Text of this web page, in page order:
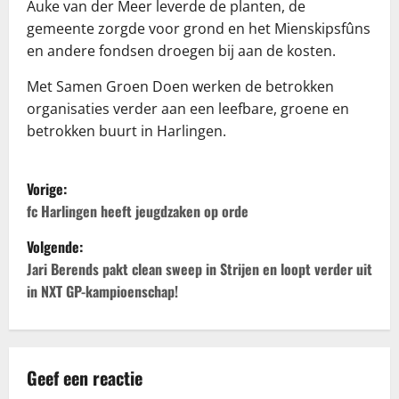
Auke van der Meer leverde de planten, de
gemeente zorgde voor grond en het Mienskipsfûns
en andere fondsen droegen bij aan de kosten.
Met Samen Groen Doen werken de betrokken
organisaties verder aan een leefbare, groene en
betrokken buurt in Harlingen.
B
e
r
i
c
h
Vorige:
fc Harlingen heeft jeugdzaken op orde
Volgende:
Jari Berends pakt clean sweep in Strijen en loopt verder uit
in NXT GP-kampioenschap!
Geef een reactie